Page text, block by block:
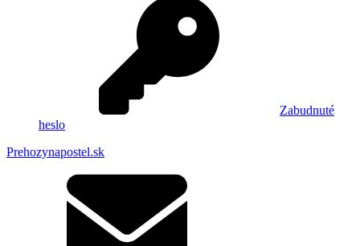
Zabudnuté
heslo
Prehozynapostel.sk